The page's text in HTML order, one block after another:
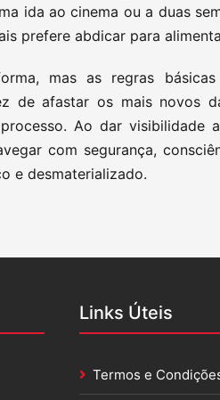
ida ao cinema ou a duas
prefere abdicar para
mas as regras
de afastar os mais novos
Ao dar visibilidade
com segurança,
e desmaterializado.
Links Úteis
Termos e